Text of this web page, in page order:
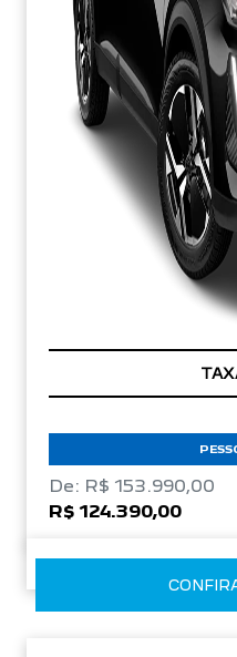
De: R$ 153.990,00
R$ 124.390,00